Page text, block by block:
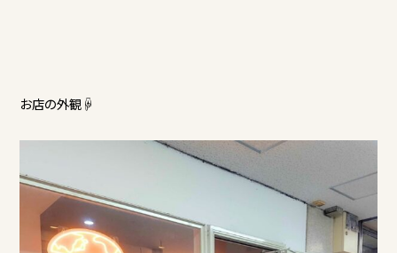
お店の外観☟